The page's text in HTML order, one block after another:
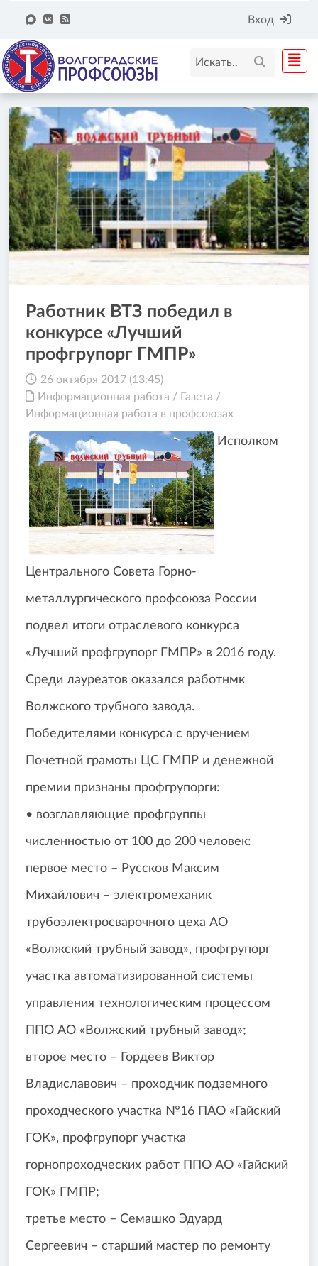
Вход
Работник ВТЗ победил в
конкурсе «Лучший
профгрупорг ГМПР»
26 октября 2017 (13:45)
Информационная работа / Газета /
Информационная работа в профсоюзах
Исполком
Центрального Совета Горно-
металлургического профсоюза России
подвел итоги отраслевого конкурса
«Лучший профгрупорг ГМПР» в 2016 году.
Среди лауреатов оказался работнмк
Волжского трубного завода.
Победителями конкурса с вручением
Почетной грамоты ЦС ГМПР и денежной
премии признаны профгрупорги:
• возглавляющие профгруппы
численностью от 100 до 200 человек:
первое место – Руссков Максим
Михайлович – электромеханик
трубоэлектросварочного цеха АО
«Волжский трубный завод», профгрупорг
участка автоматизированной системы
управления технологическим процессом
ППО АО «Волжский трубный завод»;
второе место – Гордеев Виктор
Владиславович – проходчик подземного
проходческого участка №16 ПАО «Гайский
ГОК», профгрупорг участка
горнопроходческих работ ППО АО «Гайский
ГОК» ГМПР;
третье место – Семашко Эдуард
Сергеевич – старший мастер по ремонту